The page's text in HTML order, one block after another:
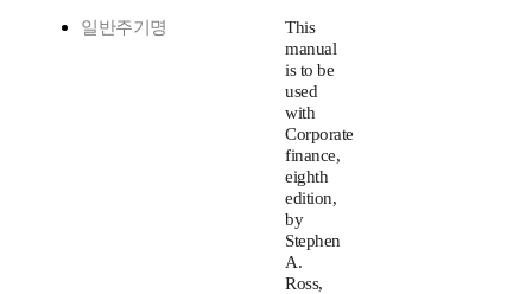
일반주기명
This
manual
is to be
used
with
Corporate
finance,
eighth
edition,
by
Stephen
A.
Ross,